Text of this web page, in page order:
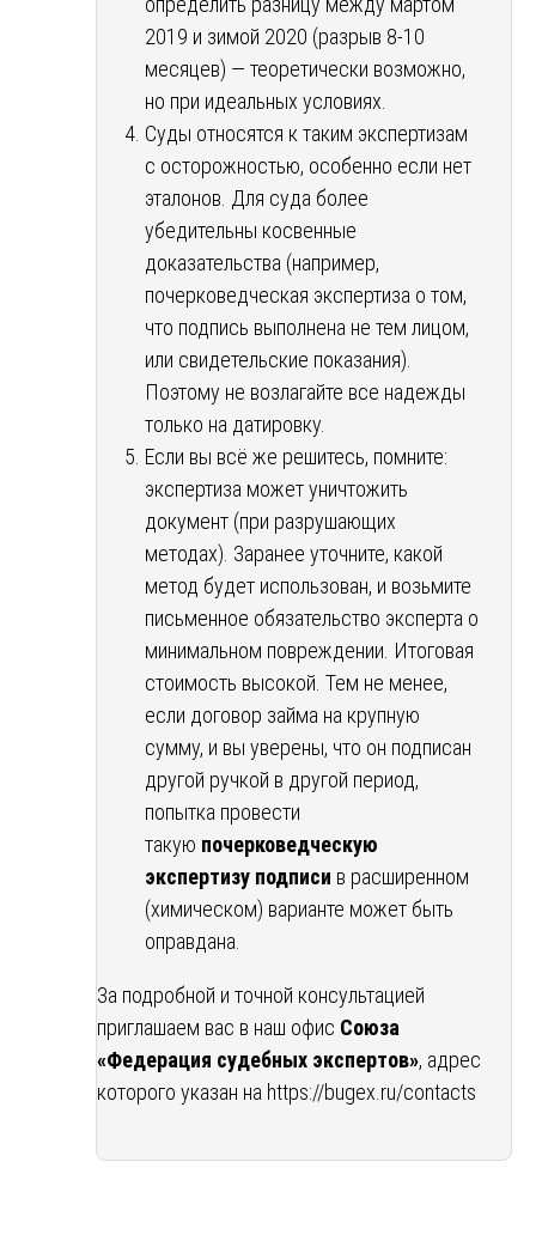
2019 и зимой 2020 (разрыв 8-10
месяцев) — теоретически возможно,
но при идеальных условиях.
Суды относятся к таким экспертизам
с осторожностью, особенно если нет
эталонов. Для суда более
убедительны косвенные
доказательства (например,
почерковедческая экспертиза о том,
что подпись выполнена не тем лицом,
или свидетельские показания).
Поэтому не возлагайте все надежды
только на датировку.
Если вы всё же решитесь, помните:
экспертиза может уничтожить
документ (при разрушающих
методах). Заранее уточните, какой
метод будет использован, и возьмите
письменное обязательство эксперта о
минимальном повреждении. Итоговая
стоимость высокой. Тем не менее,
если договор займа на крупную
сумму, и вы уверены, что он подписан
другой ручкой в другой период,
попытка провести
такую почерковедческую
экспертизу подписи в расширенном
(химическом) варианте может быть
оправдана.
За подробной и точной консультацией
приглашаем вас в наш офис Союза
«Федерация судебных экспертов», адрес
которого указан на https://bugex.ru/contacts